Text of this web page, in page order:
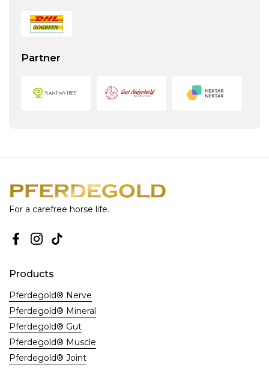
Partner
For a carefree horse life.
Facebook
Instagram
TikTok
Products
Pferdegold® Nerve
Pferdegold® Mineral
Pferdegold® Gut
Pferdegold® Muscle
Pferdegold® Joint
Sabine
Verifizierter Kunde
Produkte sind sehr gut ,vor allem werden
sie sehr gerne gefressen, was bei meinem
Exemplar nicht immer der Fall ist . Service